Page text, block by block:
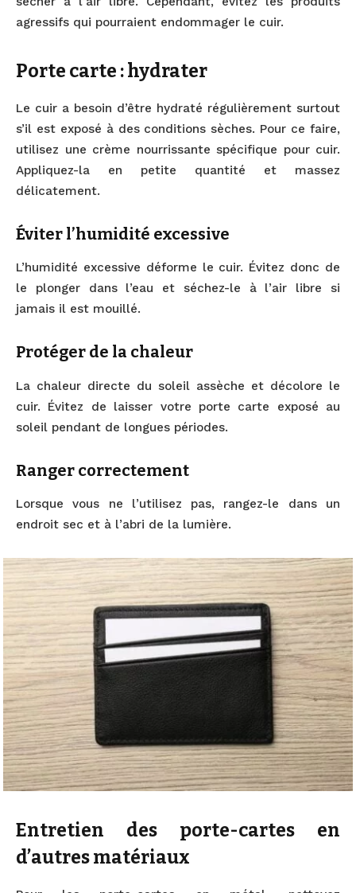
agressifs qui pourraient endommager le cuir.
Porte carte : hydrater
Le cuir a besoin d’être hydraté régulièrement surtout
s’il est exposé à des conditions sèches. Pour ce faire,
utilisez une crème nourrissante spécifique pour cuir.
Appliquez-la en petite quantité et massez
délicatement.
Éviter l’humidité excessive
L’humidité excessive déforme le cuir. Évitez donc de
le plonger dans l’eau et séchez-le à l’air libre si
jamais il est mouillé.
Protéger de la chaleur
La chaleur directe du soleil assèche et décolore le
cuir. Évitez de laisser votre porte carte exposé au
soleil pendant de longues périodes.
Ranger correctement
Lorsque vous ne l’utilisez pas, rangez-le dans un
endroit sec et à l’abri de la lumière.
Entretien des porte-cartes en
d’autres matériaux